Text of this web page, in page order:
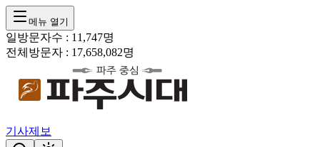
메뉴 열기
일방문자수 : 11,747명
전체방문자 : 17,658,082명
기사제보